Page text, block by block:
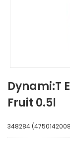
Dynami:T
Fruit 0.5l
348284